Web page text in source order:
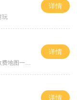
玩
详情
一切靠打
详情
详情